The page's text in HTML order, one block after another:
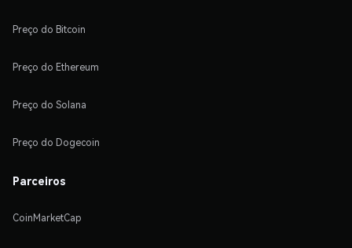
Preço do Bitcoin
Preço do Ethereum
Preço do Solana
Preço do Dogecoin
Parceiros
CoinMarketCap